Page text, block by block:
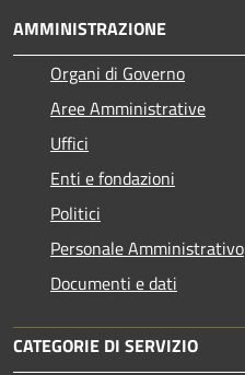
AMMINISTRAZIONE
Organi di Governo
Aree Amministrative
Uffici
Enti e fondazioni
Politici
Personale Amministrativo
Documenti e dati
CATEGORIE DI SERVIZIO